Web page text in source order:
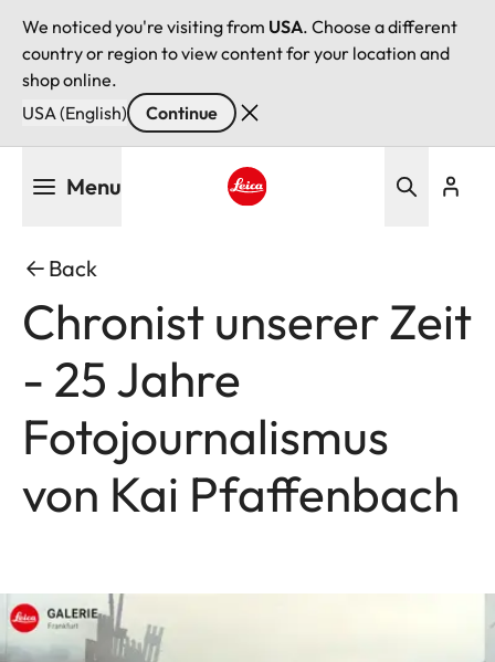
We noticed you're visiting from USA. Choose a different
country or region to view content for your location and
shop online.
USA (English)
Continue
Menu
Back
Chronist unserer Zeit
- 25 Jahre
Fotojournalismus
von Kai Pfaffenbach